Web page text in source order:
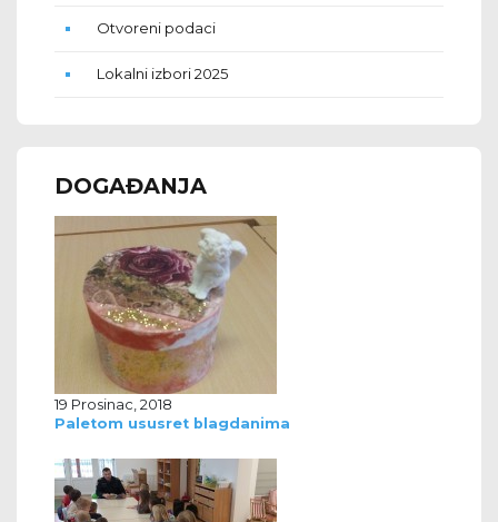
Otvoreni podaci
Lokalni izbori 2025
DOGAĐANJA
19 Prosinac, 2018
Paletom ususret blagdanima